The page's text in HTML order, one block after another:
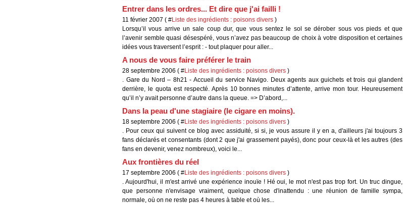
Entrer dans les ordres... Et dire que j'ai failli !
11 février 2007 ( #Liste des ingrédients : poisons divers )
Lorsqu’il vous arrive un sale coup dur, que vous sentez le sol se dérober sous vos pieds et que
l’avenir semble quasi désespéré, vous n’avez pas beaucoup de choix à votre disposition et certaines
idées vous traversent l’esprit : - tout plaquer pour aller...
A nous de vous faire préférer le train
28 septembre 2006 ( #Liste des ingrédients : poisons divers )
. Gare du Nord – 8h21 - Accueil du service Navigo. Deux agents aux guichets et trois qui glandent
derrière, le quota est respecté. Après 10 bonnes minutes d’attente, arrive mon tour. Heureusement
qu’il n’y avait personne d’autre dans la queue. => D’abord,...
Dans la peau d'une stagiaire (le cigare en moins).
18 septembre 2006 ( #Liste des ingrédients : poisons divers )
. Pour ceux qui suivent ce blog avec assiduité, si si, je vous assure il y en a, d'ailleurs j'ai toujours 3
fans déclarés et consentants (dont 2 que j'ai grassement payés), donc pour ceux-là et les autres (des
fans en devenir, venez nombreux), voici le...
Aux frontières du réel
17 septembre 2006 ( #Liste des ingrédients : poisons divers )
. Aujourd'hui, il m'est arrivé une expérience inouïe ! Hé oui, le mot n'est pas trop fort. Un truc dingue,
que personne n'envisage vraiment, quelque chose d'inattendu : une réunion de famille sympa,
normale, où on ne reste pas 4 heures à table et où les...